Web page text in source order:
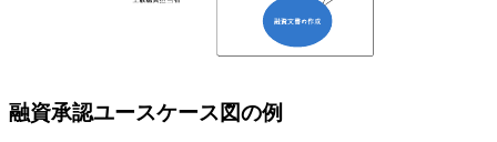
融資承認ユースケース図の例